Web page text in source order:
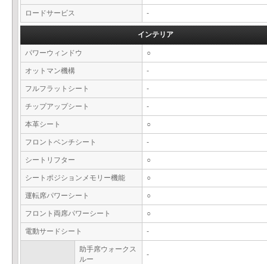
ロードサービス -
インテリア
パワーウィンドウ ○
オットマン機構 -
フルフラットシート -
チップアップシート -
本革シート ○
フロントベンチシート -
シートリフター ○
シートポジションメモリー機能 ○
運転席パワーシート ○
フロント両席パワーシート ○
電動サードシート -
助手席ウォークス
ルー
-